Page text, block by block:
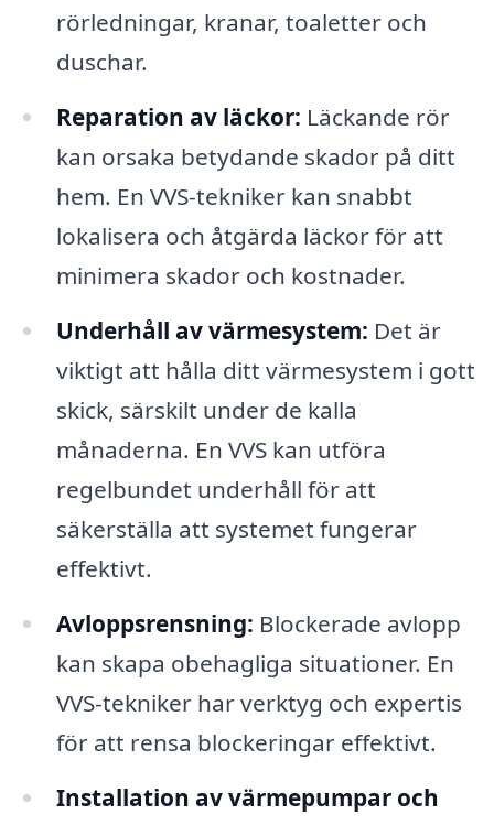
rörledningar, kranar, toaletter och
duschar.
Reparation av läckor: Läckande rör
kan orsaka betydande skador på ditt
hem. En VVS-tekniker kan snabbt
lokalisera och åtgärda läckor för att
minimera skador och kostnader.
Underhåll av värmesystem: Det är
viktigt att hålla ditt värmesystem i gott
skick, särskilt under de kalla
månaderna. En VVS kan utföra
regelbundet underhåll för att
säkerställa att systemet fungerar
effektivt.
Avloppsrensning: Blockerade avlopp
kan skapa obehagliga situationer. En
VVS-tekniker har verktyg och expertis
för att rensa blockeringar effektivt.
Installation av värmepumpar och